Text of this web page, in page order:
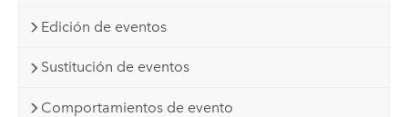
Edición de eventos
Sustitución de eventos
Comportamientos de evento